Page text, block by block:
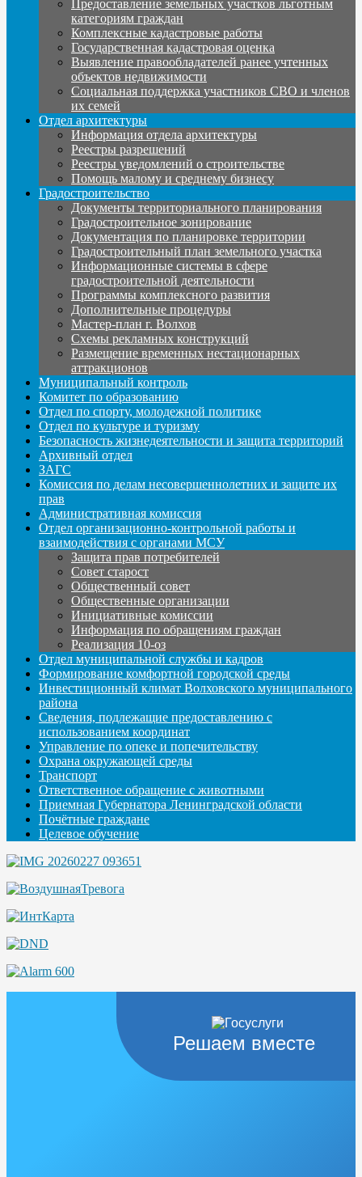
Предоставление земельных участков льготным
категориям граждан
Комплексные кадастровые работы
Государственная кадастровая оценка
Выявление правообладателей ранее учтенных
объектов недвижимости
Социальная поддержка участников СВО и членов
их семей
Отдел архитектуры
Информация отдела архитектуры
Реестры разрешений
Реестры уведомлений о строительстве
Помощь малому и среднему бизнесу
Градостроительство
Документы территориального планирования
Градостроительное зонирование
Документация по планировке территории
Градостроительный план земельного участка
Информационные системы в сфере
градостроительной деятельности
Программы комплексного развития
Дополнительные процедуры
Мастер-план г. Волхов
Схемы рекламных конструкций
Размещение временных нестационарных
аттракционов
Муниципальный контроль
Комитет по образованию
Отдел по спорту, молодежной политике
Отдел по культуре и туризму
Безопасность жизнедеятельности и защита территорий
Архивный отдел
ЗАГС
Комиссия по делам несовершеннолетних и защите их
прав
Административная комиссия
Отдел организационно-контрольной работы и
взаимодействия с органами МСУ
Защита прав потребителей
Совет старост
Общественный совет
Общественные организации
Инициативные комиссии
Информация по обращениям граждан
Реализация 10-оз
Отдел муниципальной службы и кадров
Формирование комфортной городской среды
Инвестиционный климат Волховского муниципального
района
Сведения, подлежащие предоставлению с
использованием координат
Управление по опеке и попечительству
Охрана окружающей среды
Транспорт
Ответственное обращение с животными
Приемная Губернатора Ленинградской области
Почётные граждане
Целевое обучение
Решаем вместе